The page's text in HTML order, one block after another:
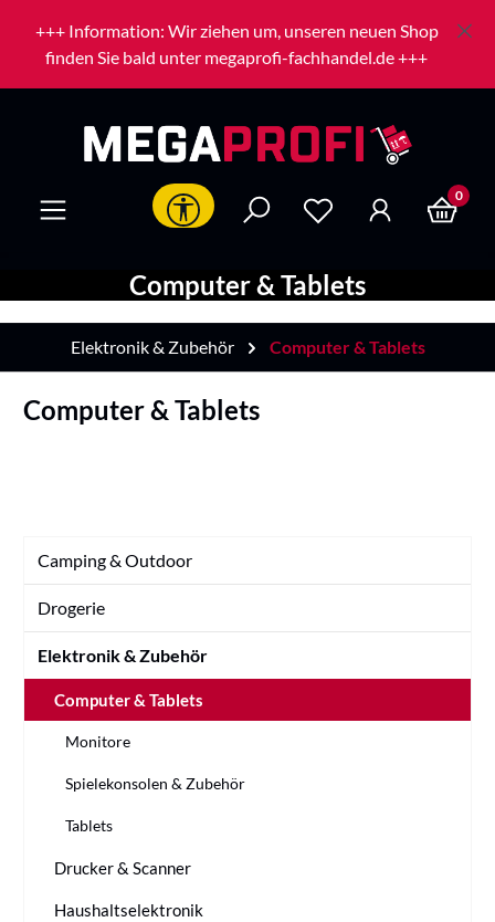
Zum Hauptinhalt springen
+++ Information: Wir ziehen um, unseren neuen Shop
finden Sie bald unter megaprofi-fachhandel.de +++
Werkzeugleiste anzeigen 0
Computer & Tablets
Elektronik & Zubehör Computer & Tablets
Computer & Tablets
Camping & Outdoor
Drogerie
Elektronik & Zubehör
Computer & Tablets
Monitore
Spielekonsolen & Zubehör
Tablets
Drucker & Scanner
Haushaltselektronik